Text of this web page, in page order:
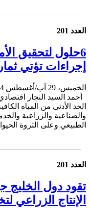
العدد 201
6حلول لتحقيق
إجراءات تؤتي
الخميس، 29 آب/أغسطس 2024
أحمد السيد النجار
الحد الأدنى من المياه
والصناعية والزراعية
الطبيعي وعلى الثروة
العدد 201
تقود دول الخليج
الإنتاج الزراعي